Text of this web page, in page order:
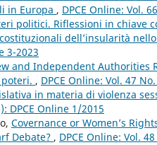
in Europa , DPCE Online: Vol.
politici. Riflessioni in chiave
dell’insularità
3-2023
and Independent Authorities
, DPCE Online: Vol. 47
in materia di violenza
DPCE Online 1/2015
Covernance or Women’s
Debate? , DPCE Online: Vol.